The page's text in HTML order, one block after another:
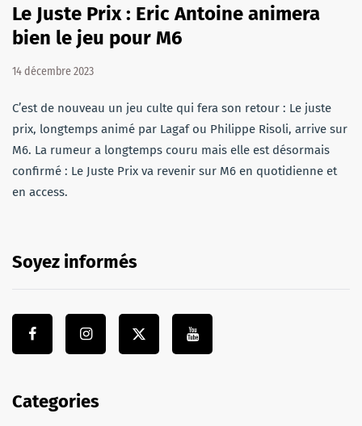
Le Juste Prix : Eric Antoine animera
bien le jeu pour M6
14 décembre 2023
C’est de nouveau un jeu culte qui fera son retour : Le juste
prix, longtemps animé par Lagaf ou Philippe Risoli, arrive sur
M6. La rumeur a longtemps couru mais elle est désormais
confirmé : Le Juste Prix va revenir sur M6 en quotidienne et
en access.
Soyez informés
Categories